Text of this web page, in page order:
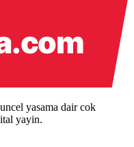
yasama dair cok
yayin.